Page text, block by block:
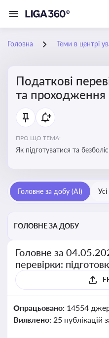
Головна Теми в центрі
Податкові
та проходження
ПРО ЩО ТЕМА:
Як підготуватися та
Головне за добу (AI) Усі
ГОЛОВНЕ ЗА ДОБУ
Головне за
перевірки:
Опрацьовано: 14554
Виявлено: 25 публікацій